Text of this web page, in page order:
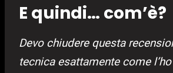
E quindi… com’è?
Devo chiudere questa
tecnica esattamente come